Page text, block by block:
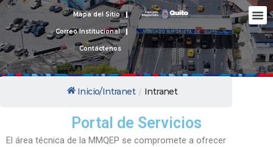
Ir
contenido
Mapa del Sitio
Correo Institucional
Contáctenos
Inicio/Intranet / Intranet
Portal de Servicios
El área técnica de la MMQEP se compromete a ofrecer